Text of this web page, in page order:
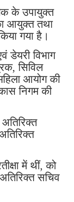
के उपायुक्त
आयुक्त तथा
गया है।
डेयरी विभाग
सिविल
आयोग की
निगम की
में थीं, को
सचिव